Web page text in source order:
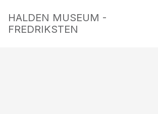
HALDEN MUSEUM -
FREDRIKSTEN